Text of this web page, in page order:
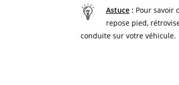
Astuce: Pour savoir
repose pied,
conduite sur votre véhicule.